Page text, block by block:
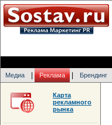
Медиа Реклама Брендинг
Карта
рекламного
рынка